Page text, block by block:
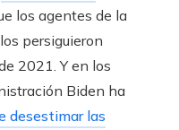
los agentes de la
persiguieron
2021. Y en los
Biden ha
desestimar las